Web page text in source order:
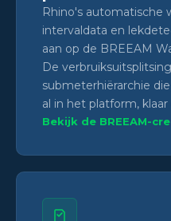
Rhino's
intervaldata en
aan op de BREEAM
De
submeterhiërarchie
al in het platform,
Bekijk de BREEAM-